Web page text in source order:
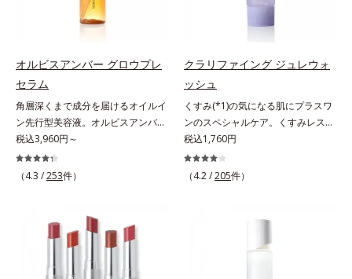
と*4 角層まで*5 うるおいによ
る*6 乾燥、ハリ・ツヤのなさ
ロニセラカエルレア果汁、ノバラエ
キス配合＝うるおいを与えハリと透
明感に満ちた肌へ導く保湿成分
*10 メマツヨイグサ抽出液、スイ
カズラエキス配合＝角層のすみずみ
まで水分・油分を保ち、ハリ・ツヤ
を与える保湿成分*11 気持ちのこ
と
湿力*3 年齢に応じたお手入れのこ
と*4 剥がれずに肌に蓄積した古い
角層*5 乾燥による*6 洗浄によ
る物理的効果*7 うるおいによる
*8 乾燥、ハリ・ツヤのなさ*9
保湿成分*10 ロニセラカエルレア
果汁、ノバラエキス配合＝うるおい
を与えハリと透明感に満ちた肌へ導
く保湿成分*11 メマツヨイグサ抽
出液、スイカズラエキス配合＝角層
のすみずみまで水分・油分を保ち、
で大人の肌印象に大きな影響を与え
ていることが分かりました。そこで
容成分(*7)として「G.D.F.アクティ
ベーター(*8)」を配合。そして、従
来から配合している美白有効成分
「トラネキサム酸」を配合しまし
た。さらに、シリーズ共通の美容成
分(*7)「GLルートブースター(*9)」
を配合することで、肌のふっくら感
や透明感を叶えます。美白ケアしな
(*10)のハリと透明感を。効果的な
シナジー設計で、あなたのエイジン
の生成を抑え、シミ・ソバカスを防
で、化粧水、クリーム、シワ改善・
美白(*1)美容液、乳液・保湿液、ネ
ッククリーム(*3)、パックの6役を
担い、複合的にアプローチ。Wナイ
アシン(*4)によるシワ改善・シミ予
防に加え、複合成分コラーゲンコン
プレックスSPが肌のハリを徹底サポ
ート。肌なじみのよいクリーム構造
で角層まで保湿成分が浸透し、うる
おいをギュッと閉じ込めます。洗顔
の後、これ1品だけでマルチにケ
す。*1 メラニンの生成を抑え、シ
与え若々しい印象*3 首のうるおい
オルビスアンバー グロウプレ
セラム
角層深くまで成分を届けるオイルイ
ン先行型美容液。オルビスアンバー
は、いつも⾃然体で美しくありたい
と願う⼤⼈世代に寄り添うブランド
です。年齢印象研究に基づいた肌サ
手軽なお手入れで賢いケアを。ライ
フスタイルになじむ、若々しい印象
ビスアンバー グロウプレセラムオ
税込3,960円～
（4.3 /253件）
クラリファイング ジュレウォ
ッシュ
くすみ(*1)の気になる肌にプラスワ
ンのスペシャルケア。くすみレスの
輝くような素肌へ。肌表面の余分な
角層を落として、くすみ(*1)レスな
輝くような素肌へ整える(*2)スペシ
ませてから洗い流すだけ。ぷるんと
かくして絡めとり、スクラブがやさ
税込1,760円
（4.2 /205件）